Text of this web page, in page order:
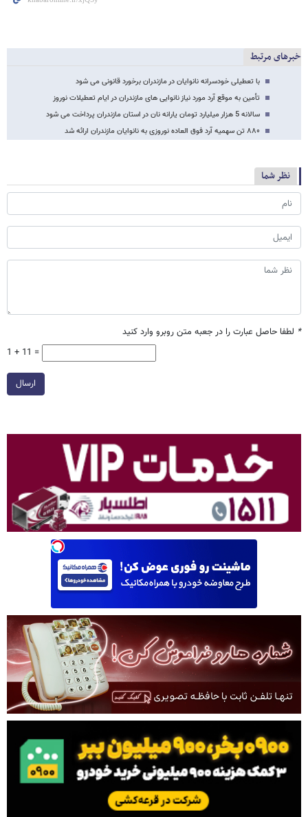
خبرهای مرتبط
با تعطیلی خودسرانه نانوایان در مازندران برخورد قانونی می شود
تأمین به موقع آرد مورد نیاز نانوایی های مازندران در ایام تعطیلات نوروز
سالانه 5 هزار میلیارد تومان یارانه نان در استان مازندران پرداخت می شود
۸۸۰ تن سهمیه آرد فوق العاده نوروزی به نانوایان مازندران ارائه شد
نظر شما
* لطفا حاصل عبارت را در جعبه متن روبرو وارد کنید
1 + 11 =
ارسال